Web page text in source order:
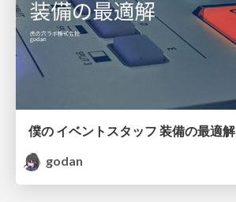
僕の イベントスタッフ 装備の最適解
godan